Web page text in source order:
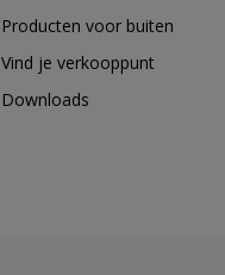
Producten voor buiten
Vind je verkooppunt
Downloads